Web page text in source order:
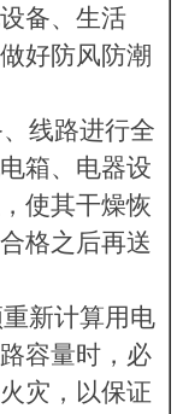
备、生活
好防风防潮
线路进行全
箱、电器设
使其干燥恢
格之后再送
新计算用电
容量时，必
灾，以保证